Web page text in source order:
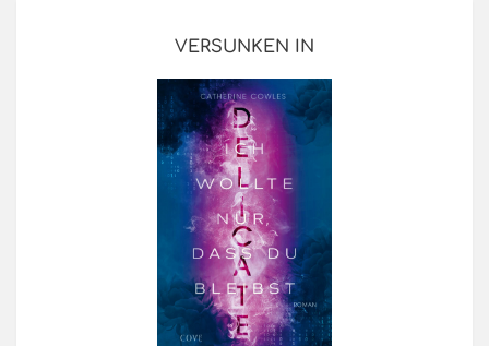
VERSUNKEN IN